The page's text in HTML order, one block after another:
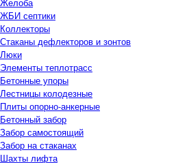
ЖБИ септики
Коллекторы
Стаканы дефлекторов и зонтов
Люки
Элементы теплотрасс
Бетонные упоры
Лестницы колодезные
Плиты опорно-анкерные
Бетонный забор
Забор самостоящий
Забор на стаканах
Шахты лифта